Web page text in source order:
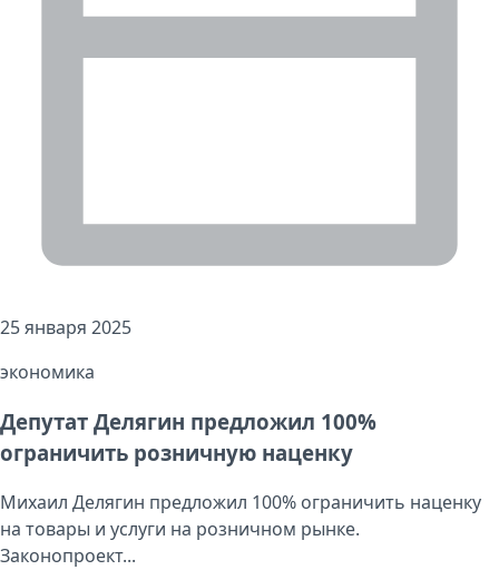
25 января 2025
экономика
Депутат Делягин предложил 100%
ограничить розничную наценку
Михаил Делягин предложил 100% ограничить наценку
на товары и услуги на розничном рынке.
Законопроект...